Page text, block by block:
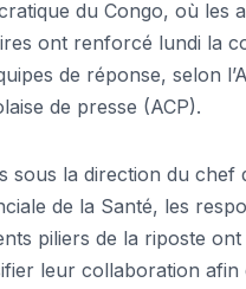
du Congo, où les
ont renforcé lundi la
de réponse, selon
de presse (ACP).
sous la direction du chef
de la Santé, les
piliers de la riposte ont
leur collaboration afin